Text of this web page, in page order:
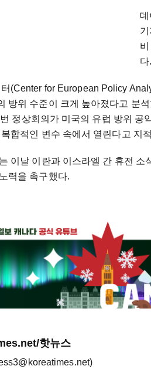
데
다.
(Center for European Policy
방위 수준이 크게 높아졌다고 분
정상회의가 미국의 유럽 방위 공
합적인 변수 속에서 열린다고 지
이날 이란과 이스라엘 간 휴전 소
력을 촉구했다.
핫뉴스